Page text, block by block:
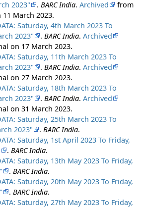
2023"
. BARC India.Archived
from
March 2023.
Saturday, 4th March 2023 To
2023"
. BARC India.Archived
on 17 March 2023.
Saturday, 11th March 2023 To
2023"
. BARC India.Archived
on 27 March 2023.
Saturday, 18th March 2023 To
2023"
. BARC India.Archived
on 31 March 2023.
Saturday, 25th March 2023 To
2023"
. BARC India.
Saturday, 1st April 2023 To Friday,
. BARC India.
Saturday, 13th May 2023 To Friday,
. BARC India.
Saturday, 20th May 2023 To Friday,
. BARC India.
Saturday, 27th May 2023 To Friday,